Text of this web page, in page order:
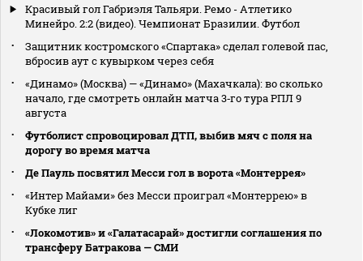
Красивый гол Габриэля Тальяри. Ремо - Атлетико
Минейро. 2:2 (видео). Чемпионат Бразилии. Футбол
Защитник костромского «Спартака» сделал голевой пас,
вбросив аут с кувырком через себя
«Динамо» (Москва) — «Динамо» (Махачкала): во сколько
начало, где смотреть онлайн матча 3‑го тура РПЛ 9
августа
Футболист спровоцировал ДТП, выбив мяч с поля на
дорогу во время матча
Де Пауль посвятил Месси гол в ворота «Монтеррея»
«Интер Майами» без Месси проиграл «Монтеррею» в
Кубке лиг
«Локомотив» и «Галатасарай» достигли соглашения по
трансферу Батракова — СМИ